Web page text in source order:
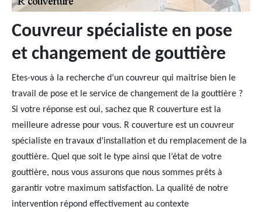
Couvreur spécialiste en pose
et changement de gouttière
Etes-vous à la recherche d’un couvreur qui maitrise bien le
travail de pose et le service de changement de la gouttière ?
Si votre réponse est oui, sachez que R couverture est la
meilleure adresse pour vous. R couverture est un couvreur
spécialiste en travaux d’installation et du remplacement de la
gouttière. Quel que soit le type ainsi que l’état de votre
gouttière, nous vous assurons que nous sommes prêts à
garantir votre maximum satisfaction. La qualité de notre
intervention répond effectivement au contexte